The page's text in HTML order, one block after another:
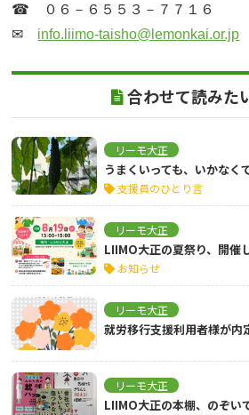
☎　０６－６５５３－７７１６
✉ info.liimo-taisho@lemonkai.or.jp
合わせて読みた
リーモ大正
うまくいっても、いかなく
支援員のひとり言
リーモ大正
LIIMO大正の夏祭り、開催
お知らせ
リーモ大正
就労移行支援利用者様が
リーモ大正
LIIMO大正の本棚、のぞい